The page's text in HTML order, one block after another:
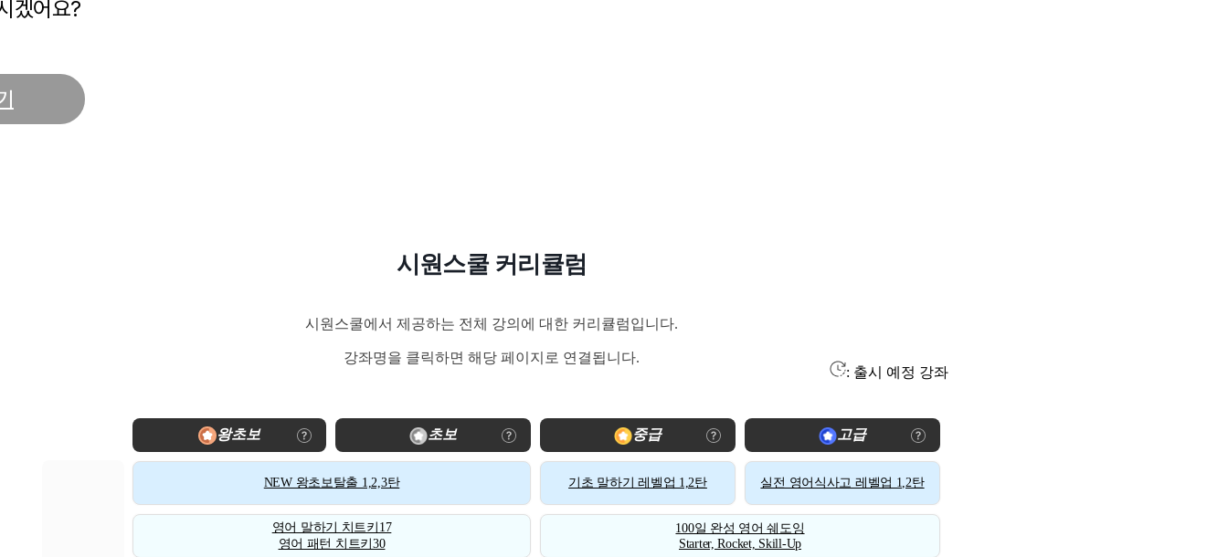
겠어요?
시원스쿨 커리큘럼
시원스쿨에서 제공하는 전체 강의에 대한 커리큘럼입니다.
강좌명을 클릭하면 해당 페이지로 연결됩니다.
: 출시 예정 강좌
왕초보 초보 중급 고급
NEW 왕초보탈출 1,2,3탄 기초 말하기 레벨업 1,2탄 실전 영어식사고 레벨업 1,2탄
영어 말하기 치트키17
영어 패턴 치트키30
100일 완성 영어 쉐도잉
Starter, Rocket, Skill-Up